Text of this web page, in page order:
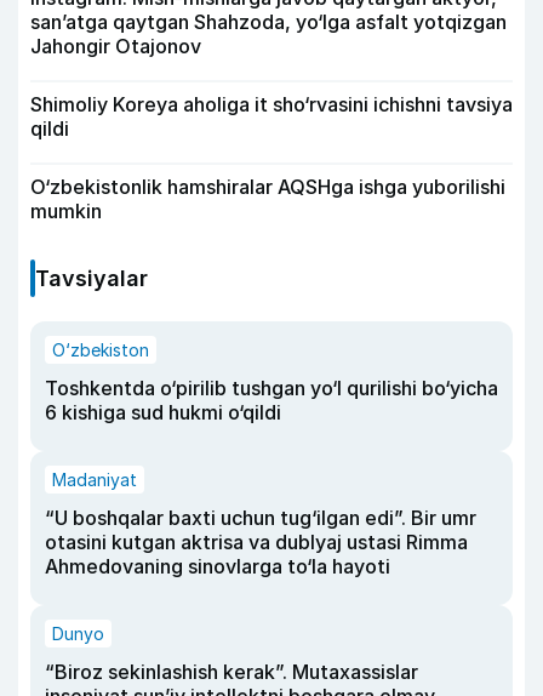
san’atga qaytgan Shahzoda, yo‘lga asfalt yotqizgan
Jahongir Otajonov
Shimoliy Koreya aholiga it sho‘rvasini ichishni tavsiya
qildi
O‘zbekistonlik hamshiralar AQSHga ishga yuborilishi
mumkin
Tavsiyalar
O‘zbekiston
Toshkentda o‘pirilib tushgan yo‘l qurilishi bo‘yicha
6 kishiga sud hukmi o‘qildi
Madaniyat
“U boshqalar baxti uchun tug‘ilgan edi”. Bir umr
otasini kutgan aktrisa va dublyaj ustasi Rimma
Ahmedovaning sinovlarga to‘la hayoti
Dunyo
“Biroz sekinlashish kerak”. Mutaxassislar